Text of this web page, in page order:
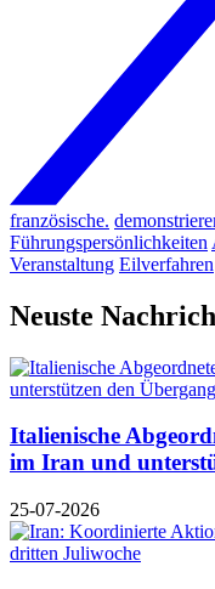
französische.
Führungspersönlichkeiten
Veranstaltung Eilverfahren
Neuste
Italienische
im Iran und
25-07-2026